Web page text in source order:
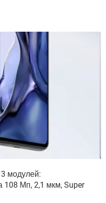
3 модулей:
108 Мп, 2,1 мкм, Super